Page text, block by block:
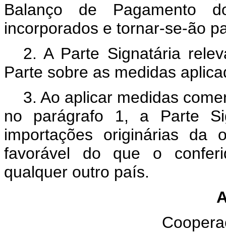
Balanço de Pagamento
incorporados e tornar-se-ão
2. A Parte Signatária
Parte sobre as medidas
3. Ao aplicar medidas
no parágrafo 1, a Parte
importações originárias da
favorável do que o
qualquer outro país.